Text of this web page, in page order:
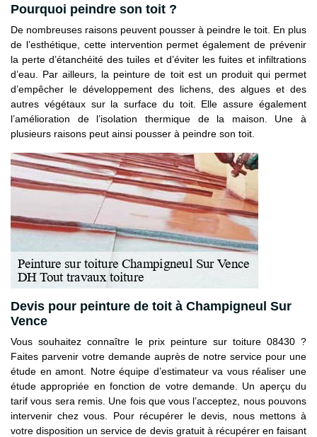
Pourquoi peindre son toit ?
De nombreuses raisons peuvent pousser à peindre le toit. En plus
de l’esthétique, cette intervention permet également de prévenir
la perte d’étanchéité des tuiles et d’éviter les fuites et infiltrations
d’eau. Par ailleurs, la peinture de toit est un produit qui permet
d’empêcher le développement des lichens, des algues et des
autres végétaux sur la surface du toit. Elle assure également
l’amélioration de l’isolation thermique de la maison. Une à
plusieurs raisons peut ainsi pousser à peindre son toit.
Devis pour peinture de toit à Champigneul Sur
Vence
Vous souhaitez connaître le prix peinture sur toiture 08430 ?
Faites parvenir votre demande auprès de notre service pour une
étude en amont. Notre équipe d’estimateur va vous réaliser une
étude appropriée en fonction de votre demande. Un aperçu du
tarif vous sera remis. Une fois que vous l’acceptez, nous pouvons
intervenir chez vous. Pour récupérer le devis, nous mettons à
votre disposition un service de devis gratuit à récupérer en faisant